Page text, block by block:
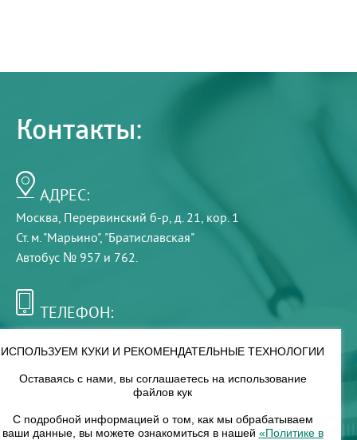
Контакты:
АДРЕС:
Москва, Перервинский б-р, д. 21, кор. 1
Ст. м. "Марьино", "Братиславская"
Автобус № 957 и 762.
ТЕЛЕФОН:
РЕЖИМ РАБОТЫ:
8 — 18
ИСПОЛЬЗУЕМ КУКИ И РЕКОМЕНДАТЕЛЬНЫЕ ТЕХНОЛОГИИ
Оставаясь с нами, вы соглашаетесь на использование
файлов кук
С подробной информацией о том, как мы обрабатываем
ваши данные, вы можете ознакомиться в нашей «Политике в